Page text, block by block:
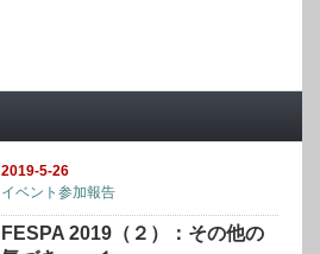
2019-5-26
イベント参加報告
FESPA 2019（２）：その他の